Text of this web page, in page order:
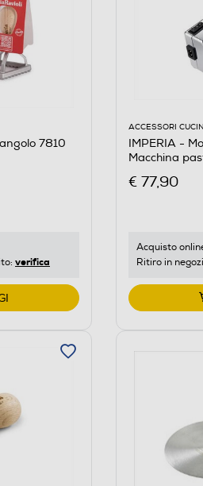
7810
verifica
ACCESSORI
IMPERIA -
Macchina
€ 77,90
Acquisto
Ritiro in